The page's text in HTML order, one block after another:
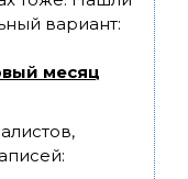
вариант:
месяц